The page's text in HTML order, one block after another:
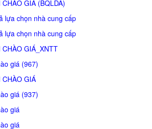
GIÁ (BQLDA)
lựa chọn nhà cung cấp
lựa chọn nhà cung cấp
GIÁ_XNTT
giá (967)
GIÁ
giá (937)
giá
giá